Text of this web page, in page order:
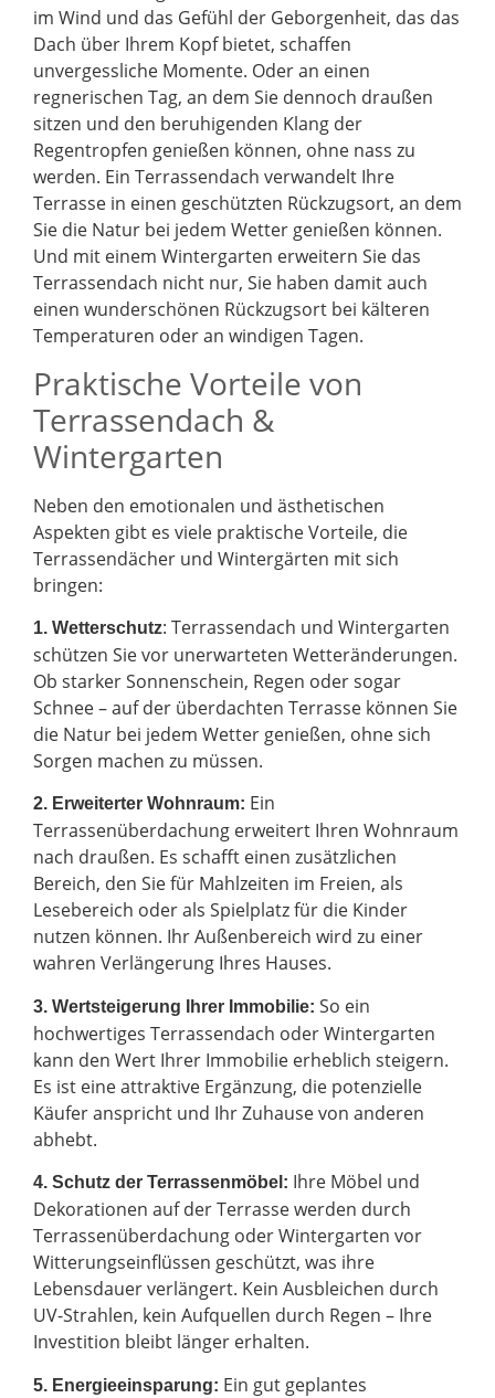
im Wind und das Gefühl der Geborgenheit, das das
Dach über Ihrem Kopf bietet, schaffen
unvergessliche Momente. Oder an einen
regnerischen Tag, an dem Sie dennoch draußen
sitzen und den beruhigenden Klang der
Regentropfen genießen können, ohne nass zu
werden. Ein Terrassendach verwandelt Ihre
Terrasse in einen geschützten Rückzugsort, an dem
Sie die Natur bei jedem Wetter genießen können.
Und mit einem Wintergarten erweitern Sie das
Terrassendach nicht nur, Sie haben damit auch
einen wunderschönen Rückzugsort bei kälteren
Temperaturen oder an windigen Tagen.
Praktische Vorteile von
Terrassendach &
Wintergarten
Neben den emotionalen und ästhetischen
Aspekten gibt es viele praktische Vorteile, die
Terrassendächer und Wintergärten mit sich
bringen:
1. Wetterschutz: Terrassendach und Wintergarten
schützen Sie vor unerwarteten Wetteränderungen.
Ob starker Sonnenschein, Regen oder sogar
Schnee – auf der überdachten Terrasse können Sie
die Natur bei jedem Wetter genießen, ohne sich
Sorgen machen zu müssen.
2. Erweiterter Wohnraum: Ein
Terrassenüberdachung erweitert Ihren Wohnraum
nach draußen. Es schafft einen zusätzlichen
Bereich, den Sie für Mahlzeiten im Freien, als
Lesebereich oder als Spielplatz für die Kinder
nutzen können. Ihr Außenbereich wird zu einer
wahren Verlängerung Ihres Hauses.
3. Wertsteigerung Ihrer Immobilie: So ein
hochwertiges Terrassendach oder Wintergarten
kann den Wert Ihrer Immobilie erheblich steigern.
Es ist eine attraktive Ergänzung, die potenzielle
Käufer anspricht und Ihr Zuhause von anderen
abhebt.
4. Schutz der Terrassenmöbel: Ihre Möbel und
Dekorationen auf der Terrasse werden durch
Terrassenüberdachung oder Wintergarten vor
Witterungseinflüssen geschützt, was ihre
Lebensdauer verlängert. Kein Ausbleichen durch
UV-Strahlen, kein Aufquellen durch Regen – Ihre
Investition bleibt länger erhalten.
5. Energieeinsparung: Ein gut geplantes